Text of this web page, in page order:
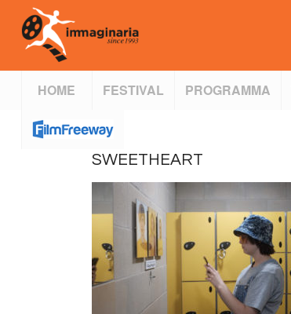
HOME FESTIVAL PROGRAMMA
SWEETHEART